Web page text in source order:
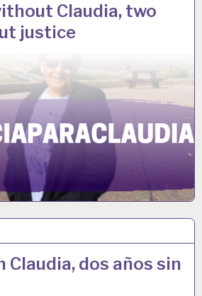
Claudia, two
justice
Claudia, dos años sin